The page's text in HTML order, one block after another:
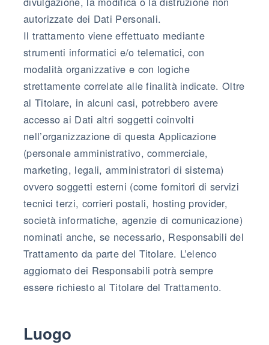
autorizzate dei Dati Personali.
Il trattamento viene effettuato mediante
strumenti informatici e/o telematici, con
modalità organizzative e con logiche
strettamente correlate alle finalità indicate. Oltre
al Titolare, in alcuni casi, potrebbero avere
accesso ai Dati altri soggetti coinvolti
nell’organizzazione di questa Applicazione
(personale amministrativo, commerciale,
marketing, legali, amministratori di sistema)
ovvero soggetti esterni (come fornitori di servizi
tecnici terzi, corrieri postali, hosting provider,
società informatiche, agenzie di comunicazione)
nominati anche, se necessario, Responsabili del
Trattamento da parte del Titolare. L’elenco
aggiornato dei Responsabili potrà sempre
essere richiesto al Titolare del Trattamento.
Luogo